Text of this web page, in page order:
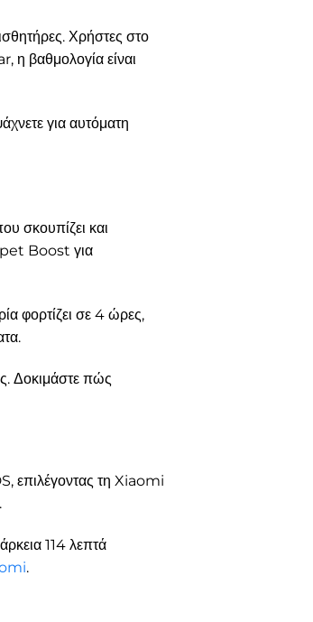
Χρήστες στο
η βαθμολογία είναι
για αυτόματη
σκουπίζει και
Boost για
φορτίζει σε 4 ώρες,
Δοκιμάστε πώς
επιλέγοντας τη Xiaomi
114 λεπτά
.